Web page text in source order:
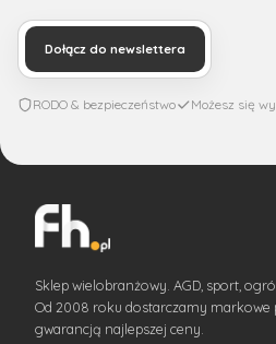
Dołącz do newslettera
RODO & bezpieczeństwo Możesz się
Sklep wielobranżowy. AGD, sport,
Od 2008 roku dostarczamy markowe
gwarancją najlepszej ceny.